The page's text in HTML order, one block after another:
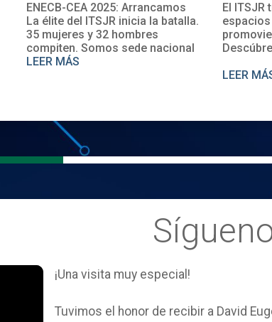
ENECB-CEA 2025: Arrancamos
La élite del ITSJR inicia la batalla.
35 mujeres y 32 hombres
compiten. Somos sede nacional
LEER MÁS
El ITSJR
LEER
¡Una visita muy especial!
Tuvimos el honor de recibir a David